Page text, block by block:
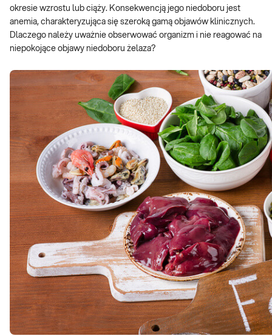
okresie wzrostu lub ciąży. Konsekwencją jego niedoboru jest
anemia, charakteryzująca się szeroką gamą objawów klinicznych.
Dlaczego należy uważnie obserwować organizm i nie reagować na
niepokojące objawy niedoboru żelaza?